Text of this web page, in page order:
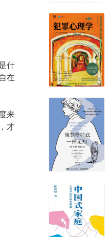
什
在
来
才